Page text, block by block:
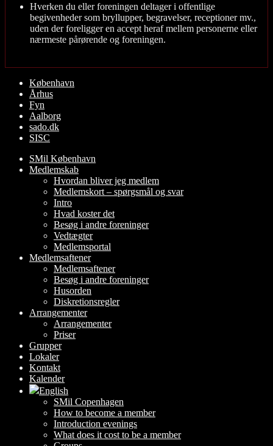
Hverken du eller foreningen deltager i offentlige
begivenheder som bryllupper, begravelser, receptioner mv.,
uden der foreligger en accept heraf mellem personerne eller
nærmeste pårørende og foreningen.
København
Århus
Fyn
Aalborg
sado.dk
SISC
SMil København
Medlemskab
Hvordan bliver jeg medlem
Medlemskort – spørgsmål og svar
Intro
Hvad koster det
Besøg i andre foreninger
Vedtægter
Medlemsportal
Medlemsaftener
Medlemsaftener
Besøg i andre foreninger
Husorden
Diskretionsregler
Arrangementer
Arrangementer
Priser
Grupper
Lokaler
Kontakt
Kalender
English
SMil Copenhagen
How to become a member
Introduction evenings
What does it cost to be a member